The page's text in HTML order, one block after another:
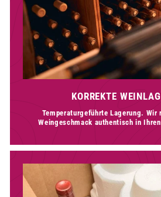
KORREKTE
Temperaturgeführte Lagerung. Wir
Weingeschmack authentisch in